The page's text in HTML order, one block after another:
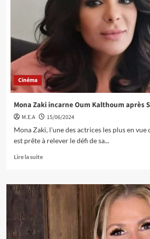
Cinéma
Mona Zaki incarne Oum Kalthoum après
M.E.A
15/06/2024
Mona Zaki, l'une des actrices les plus en vue
est prête à relever le défi de sa...
Lire la suite